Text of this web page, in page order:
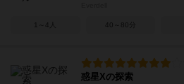
1～4人 40～80分
惑星Xの探索